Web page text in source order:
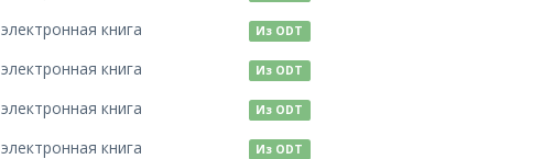
электронная книга Из ODT
электронная книга Из ODT
электронная книга Из ODT
электронная книга Из ODT